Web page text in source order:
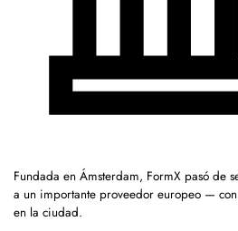
Fundada en Ámsterdam, FormX pasó de
a un importante proveedor europeo —
en la ciudad.